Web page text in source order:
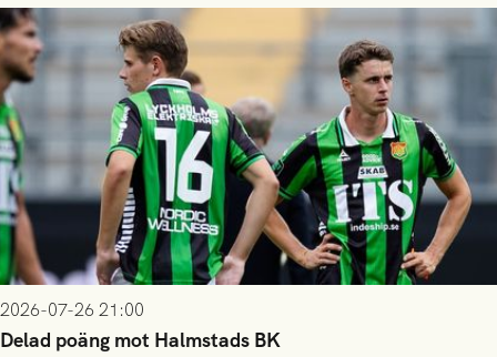
2026-07-26 21:00
Delad poäng mot Halmstads BK